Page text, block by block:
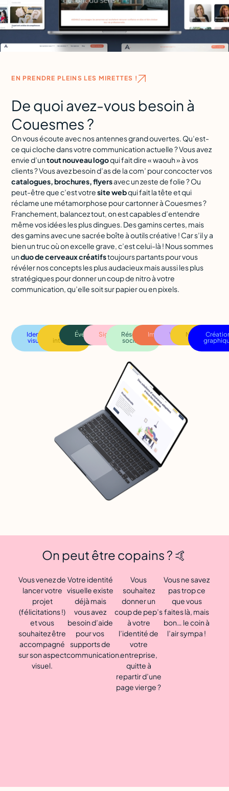
EN PRENDRE PLEINS LES MIRETTES !
De quoi avez-vous besoin à
Couesmes ?
On vous écoute avec nos antennes grand ouvertes. Qu’est-
ce qui cloche dans votre communication actuelle ? Vous avez
envie d’untout nouveau logoqui fait dire « waouh » à vos
clients ? Vous avez besoin d’as de la com’ pour concocter vos
catalogues, brochures, flyersavec un zeste de folie ? Ou
peut-être que c’est votresite webqui fait la tête et qui
réclame une métamorphose pour cartonner à Couesmes ?
Franchement, balancez tout, on est capables d’entendre
même vos idées les plus dingues. Des gamins certes, mais
des gamins avec une sacrée boîte à outils créative ! Car s’il y a
bien un truc où on excelle grave, c’est celui-là ! Nous sommes
unduo de cerveaux créatifstoujours partants pour vous
révéler nos concepts les plus audacieux mais aussi les plus
stratégiques pour donner un coup de nitro à votre
communication, qu’elle soit sur papier ou en pixels.
Identité
visuelle
Site
internet
ÉvénementielSignalétique
Réseaux
sociaux
ImpressionVidéoNaming
On peut être copains ? 🤙
Vous venez de
lancer votre
projet
(félicitations !)
et vous
souhaitez être
accompagné
sur son aspect
visuel.
Votre identité
visuelle existe
déjà mais
vous avez
besoin d’aide
pour vos
supports de
communication.
Vous
souhaitez
donner un
coup de pep’s
à votre
l’identité de
votre
entreprise,
quitte à
repartir d’une
page vierge ?
Vous ne savez
pas trop ce
que vous
faites là, mais
bon… le coin à
l’air sympa !